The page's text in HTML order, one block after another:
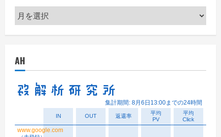
ア
ー
ブ
AH